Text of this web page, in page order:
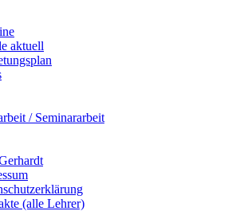
aktuell
/ Seminararbeit
(alle Lehrer)